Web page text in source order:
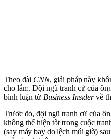
Theo đài CNN, giải pháp này
cho lắm. Đội ngũ tranh cử của
bình luận từ Business Insidervề
Trước đó, đội ngũ tranh cử của
không thể hiện tốt trong cuộc
(say máy bay do lệch múi giờ)